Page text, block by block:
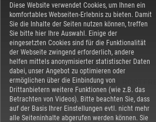
Diese Website verwendet Cookies, um Ihnen ein
komfortables Webseiten-Erlebnis zu bieten. Damit
Sie die Inhalte der Seiten nutzen können, treffen
Sie bitte hier Ihre Auswahl. Einige der
eingesetzten Cookies sind für die Funktionalität
der Webseite zwingend erforderlich, andere
helfen mittels anonymisierter statistischer Daten
dabei, unser Angebot zu optimieren oder
ermöglichen über die Einbindung von
Drittanbietern weitere Funktionen (wie z.B. das
Betrachten von Videos). Bitte beachten Sie, dass
auf der Basis Ihrer Einstellungen evtl. nicht mehr
alle Seiteninhalte abgerufen werden können. Sie
DATENSCHUTZ
BARRIEREFREIHEIT
COOKIE-EINSTELLUNGEN
WARENVERBAND EDELSTAHL ROSTFREI